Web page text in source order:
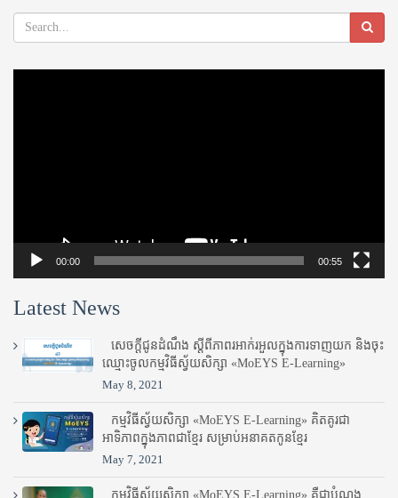
00:00 00:55
Latest News
សេចក្តីជូនដំណឹង ស្តី​ពីភាព​រអាក់រអួល​ក្នុងការ​ទាញ​យក និង​ចុះ​
ឈ្មោះ​ចូល​កម្មវិធី​ស្វ័យសិក្សា «MoEYS E-Learning»
May 8, 2021
កម្មវិធីស្វ័យសិក្សា «MoEYS E-Learning» គិតគូរជា
អាទិភាពក្នុងភាពជាខ្មែរ សម្រាប់អនាគតកូនខ្មែរ
May 7, 2021
កម្មវិធីស្វ័យសិក្សា «MoEYS E-Learning» គឺជាបំណង